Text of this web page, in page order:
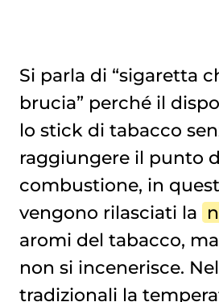
Si parla di “sigaretta
brucia” perché il
lo stick di tabacco
raggiungere il punto
combustione, in
vengono rilasciati la
aromi del tabacco,
non si incenerisce.
tradizionali la